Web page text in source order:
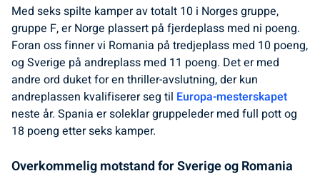
Med seks spilte kamper av totalt 10 i Norges gruppe,
gruppe F, er Norge plassert på fjerdeplass med ni poeng.
Foran oss finner vi Romania på tredjeplass med 10 poeng,
og Sverige på andreplass med 11 poeng. Det er med
andre ord duket for en thriller-avslutning, der kun
andreplassen kvalifiserer seg til Europa-mesterskapet
neste år. Spania er soleklar gruppeleder med full pott og
18 poeng etter seks kamper.
Overkommelig motstand for Sverige og Romania